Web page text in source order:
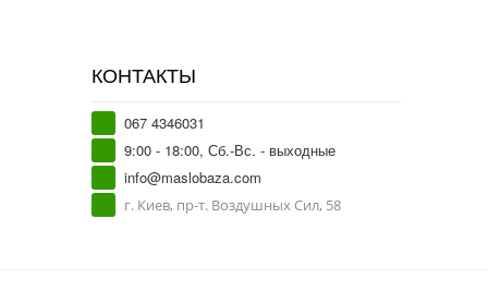
КОНТАКТЫ
067 4346031
9:00 - 18:00, Сб.-Вс. - выходные
info@maslobaza.com
г. Киев, пр-т. Воздушных Сил, 58